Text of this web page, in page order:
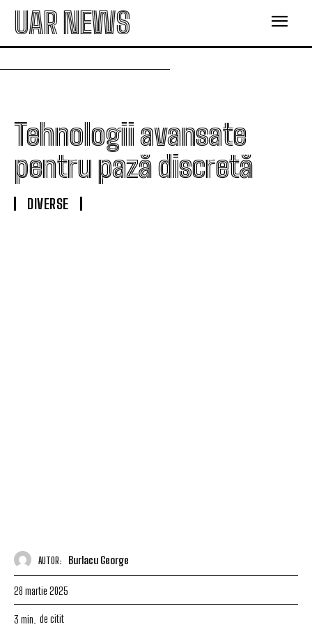
UAR NEWS
Tehnologii avansate
pentru pază discretă
DIVERSE
AUTOR: Burlacu George
28 martie 2025
3 min. de citit